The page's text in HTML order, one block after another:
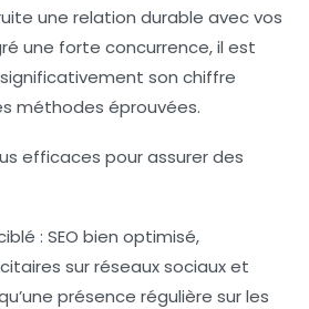
une relation durable avec vos
une forte concurrence, il est
son chiffre
méthodes éprouvées.
efficaces pour assurer des
: SEO bien optimisé,
sur réseaux sociaux et
présence régulière sur les